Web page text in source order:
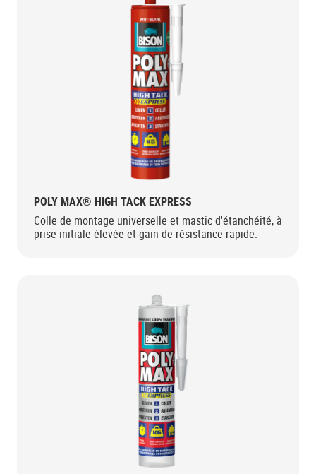
POLY MAX® HIGH TACK EXPRESS
Colle de montage universelle et mastic d'étanchéité, à
prise initiale élevée et gain de résistance rapide.